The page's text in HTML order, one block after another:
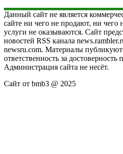
Данный сайт не является
сайте ни чего не продают, ни чего
услуги не оказываются. Сайт
новостей RSS канала
newsru.com. Материалы
ответственность за
Администрация сайта не несёт.
Сайт от bmb3 @ 2025